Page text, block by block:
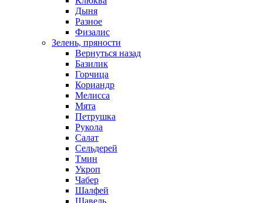
Дыня
Разное
Физалис
Зелень, пряности
Вернуться назад
Базилик
Горчица
Кориандр
Мелисса
Мята
Петрушка
Рукола
Салат
Сельдерей
Тмин
Укроп
Чабер
Шалфей
Щавель